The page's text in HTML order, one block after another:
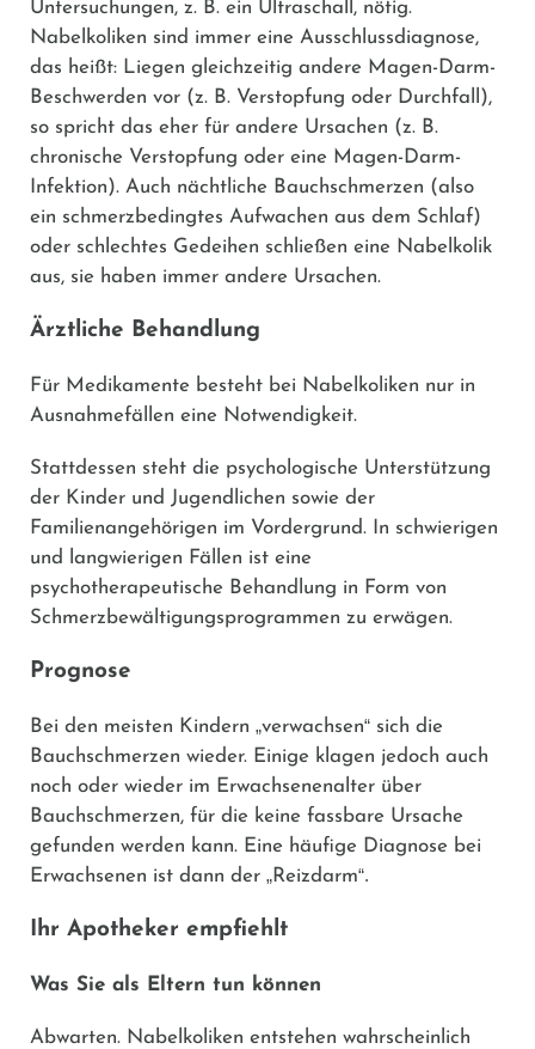
Untersuchungen, z. B. ein Ultraschall, nötig.
Nabelkoliken sind immer eine Ausschlussdiagnose,
das heißt: Liegen gleichzeitig andere Magen-Darm-
Beschwerden vor (z. B. Verstopfung oder Durchfall),
so spricht das eher für andere Ursachen (z. B.
chronische Verstopfung oder eine Magen-Darm-
Infektion). Auch nächtliche Bauchschmerzen (also
ein schmerzbedingtes Aufwachen aus dem Schlaf)
oder schlechtes Gedeihen schließen eine Nabelkolik
aus, sie haben immer andere Ursachen.
Ärztliche Behandlung
Für Medikamente besteht bei Nabelkoliken nur in
Ausnahmefällen eine Notwendigkeit.
Stattdessen steht die psychologische Unterstützung
der Kinder und Jugendlichen sowie der
Familienangehörigen im Vordergrund. In schwierigen
und langwierigen Fällen ist eine
psychotherapeutische Behandlung in Form von
Schmerzbewältigungsprogrammen zu erwägen.
Prognose
Bei den meisten Kindern „verwachsen“ sich die
Bauchschmerzen wieder. Einige klagen jedoch auch
noch oder wieder im Erwachsenenalter über
Bauchschmerzen, für die keine fassbare Ursache
gefunden werden kann. Eine häufige Diagnose bei
Erwachsenen ist dann der „Reizdarm“.
Ihr Apotheker empfiehlt
Was Sie als Eltern tun können
Abwarten. Nabelkoliken entstehen wahrscheinlich